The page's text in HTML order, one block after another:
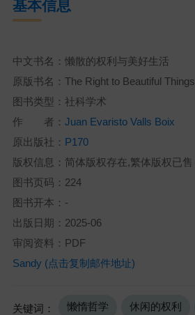
基本信息
中文书名：懒散的权利与美好生活
原版书名：The Right to Beautiful Things
图书类型：社科学术
作 者： Juan Evaristo Valls Boix
原出版社： P170
版权信息：简体版权存在,繁体版权已售
图书页码：224
图书开本：-
出版日期：2025-06
审阅资料：PDF
Sandy (点击复制邮件地址)
关键词： 懒惰哲学 休闲的权利